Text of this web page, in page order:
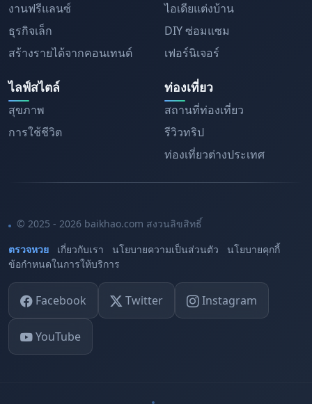
งานฟรีแลนซ์
ธุรกิจเล็ก
สร้างรายได้จากคอนเทนต์
ไอเดียแต่งบ้าน
DIY ซ่อมแซม
เฟอร์นิเจอร์
ไลฟ์สไตล์
สุขภาพ
การใช้ชีวิต
ท่องเที่ยว
สถานที่ท่องเที่ยว
รีวิวทริป
ท่องเที่ยวต่างประเทศ
© 2025 - 2026 baikhao.com สงวนลิขสิทธิ์
ตรวจหวย
เกี่ยวกับเรา นโยบายความเป็นส่วนตัว
นโยบายคุกกี้
ข้อกำหนดในการให้บริการ
Facebook Twitter Instagram
YouTube